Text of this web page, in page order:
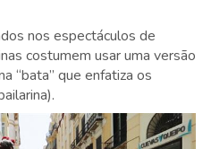
nos espectáculos de
costumem usar uma versão
“bata” que enfatiza os